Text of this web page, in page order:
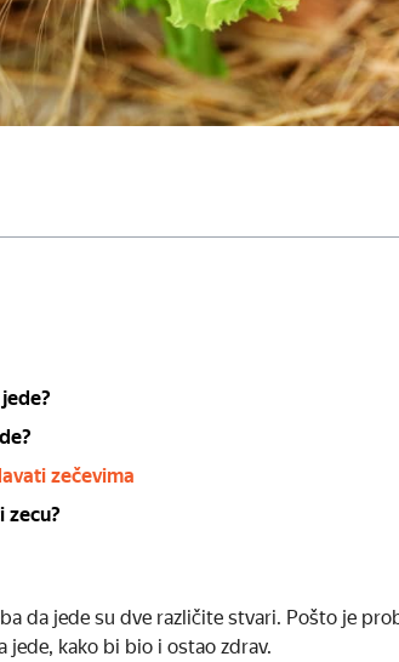
zečevima
zecu?
da jede su dve različite stvari. Pošto je
jede, kako bi bio i ostao zdrav.